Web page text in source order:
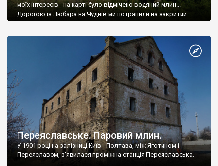
моїх інтересів - на карті було відмічено водяний млин...
Дорогою із Любара на Чуднів ми потрапили на закритий
залізничний переїзд.
Переяславське. Паровий млин.
У 1901 році на залізниці Київ - Полтава, між Яготином і
Переяславом, з'явилася проміжна станція Переяславська.